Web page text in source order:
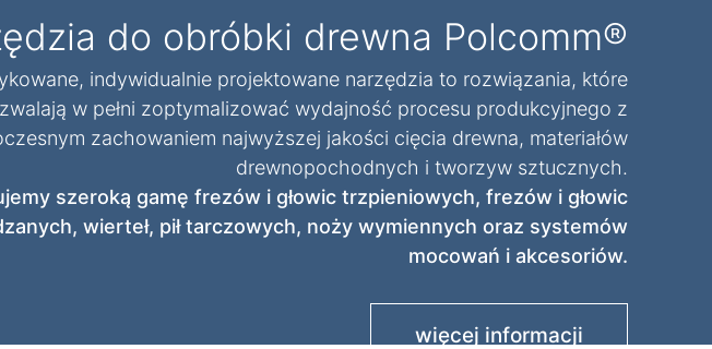
do obróbki drewna Polcomm®
indywidualnie projektowane narzędzia to rozwiązania, które
w pełni zoptymalizować wydajność procesu produkcyjnego z
zachowaniem najwyższej jakości cięcia drewna, materiałów
drewnopochodnych i tworzyw sztucznych.
szeroką gamę frezów i głowic trzpieniowych, frezów i głowic
wierteł, pił tarczowych, noży wymiennych oraz systemów
mocowań i akcesoriów.
więcej informacji